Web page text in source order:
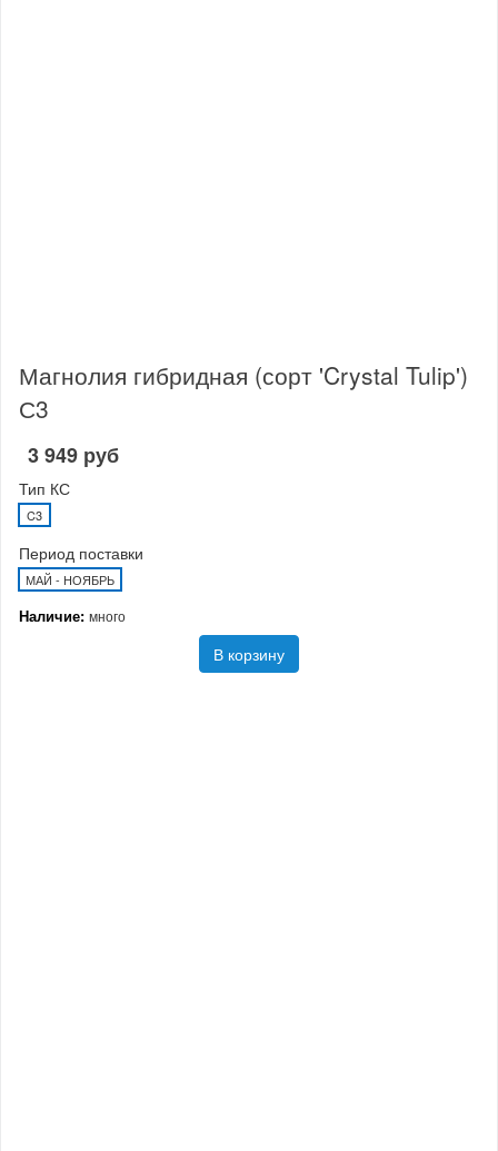
Магнолия гибридная (сорт 'Crystal Tulip')
С3
3 949 руб
Тип КС
C3
Период поставки
МАЙ - НОЯБРЬ
Наличие: много
В корзину